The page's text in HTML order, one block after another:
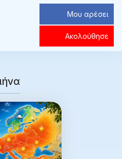
Μου αρέσει
Ακολούθησε